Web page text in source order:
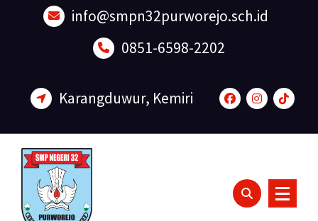
info@smpn32purworejo.sch.id
0851-6598-2202
Karangduwur, Kemiri